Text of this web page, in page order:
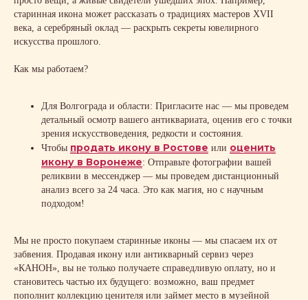
старинная икона может рассказать о традициях мастеров XVII
века, а серебряный оклад — раскрыть секреты ювелирного
искусства прошлого.
Как мы работаем?
Для Волгограда и области: Пригласите нас — мы проведем
детальный осмотр вашего антиквариата, оценив его с точки
зрения искусствоведения, редкости и состояния.
Чтобы продать икону в Ростове или оценить
икону в Воронеже: Отправьте фотографии вашей
реликвии в мессенджер — мы проведем дистанционный
анализ всего за 24 часа. Это как магия, но с научным
подходом!
Мы не просто покупаем старинные иконы — мы спасаем их от
забвения. Продавая икону или антикварный сервиз через
«КАНОН», вы не только получаете справедливую оплату, но и
становитесь частью их будущего: возможно, ваш предмет
пополнит коллекцию ценителя или займет место в музейной